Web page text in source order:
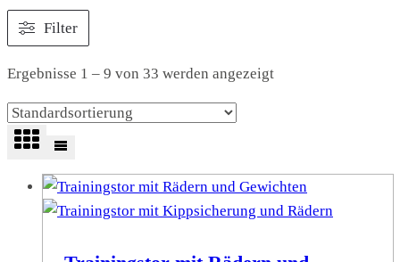
Filter
Ergebnisse 1 – 9 von 33 werden angezeigt